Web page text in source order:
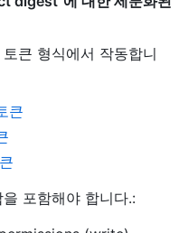
큰 형식에서 작동합니
큰
포함해야 합니다.: